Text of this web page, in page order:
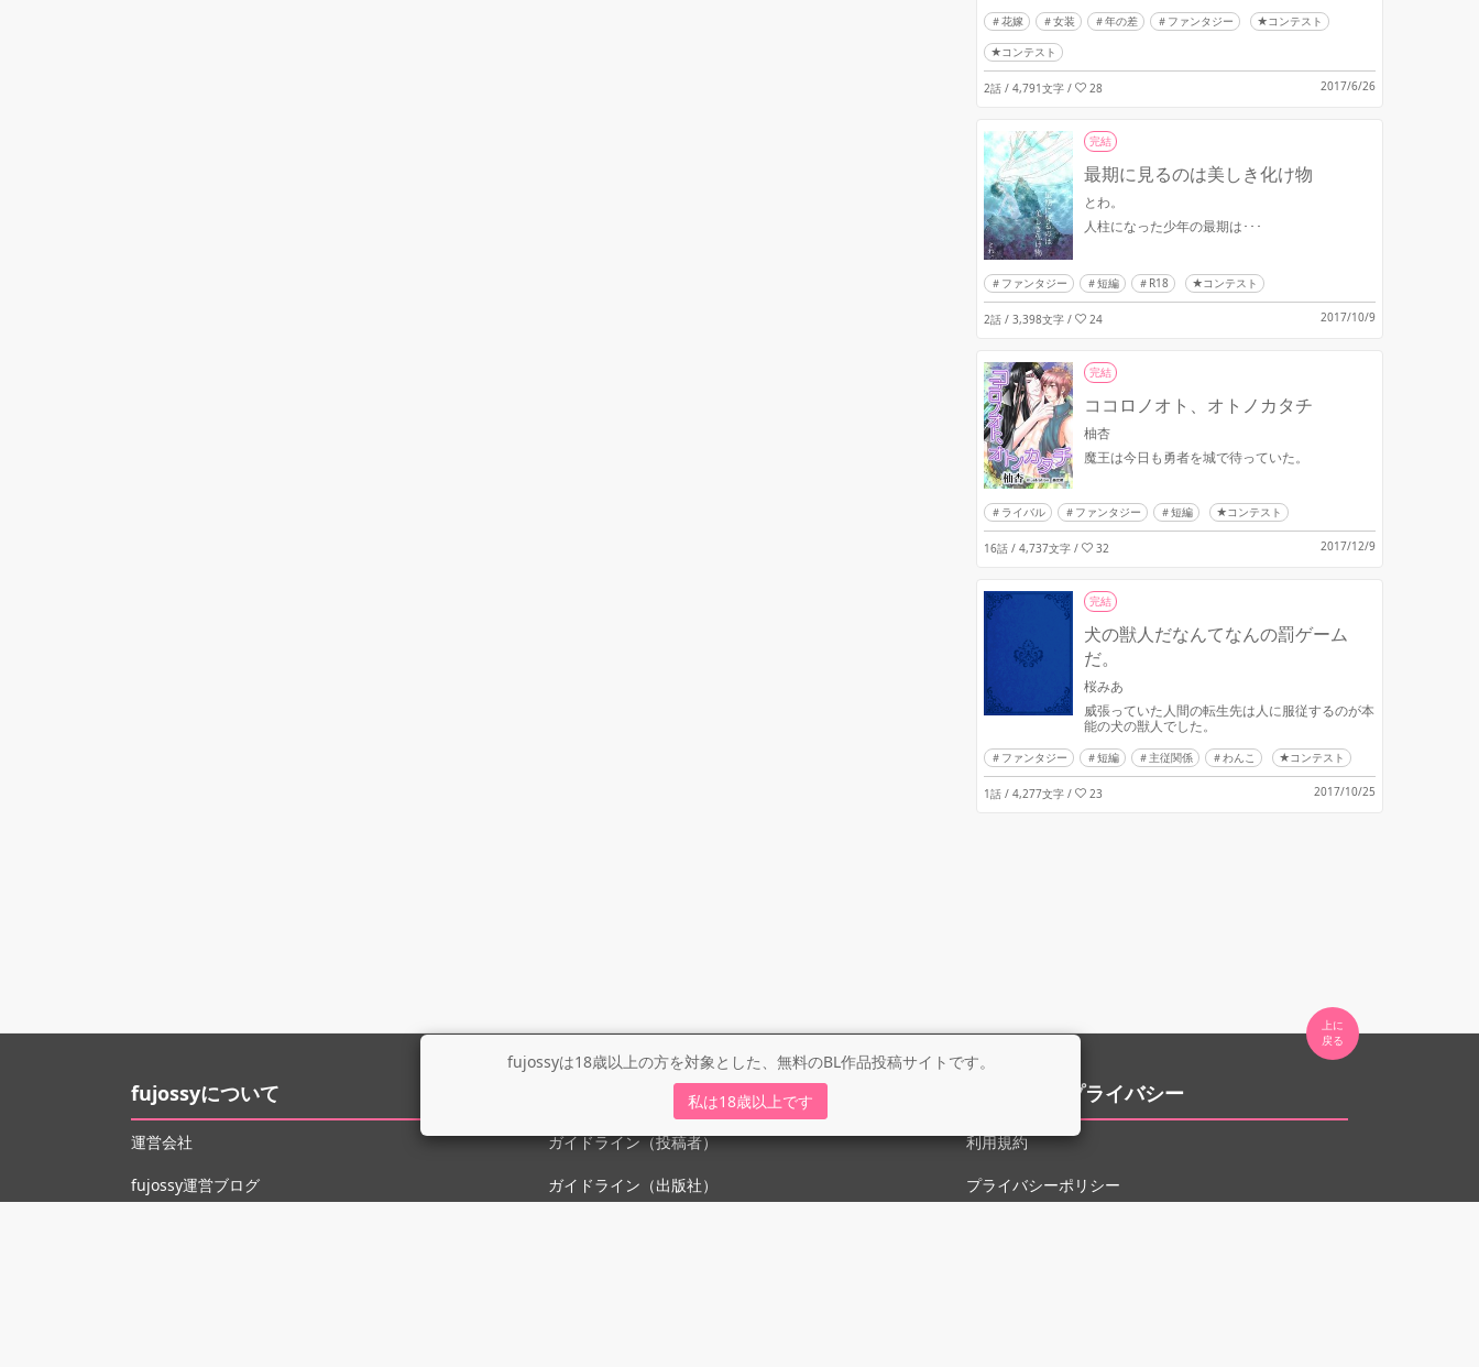
fujossyは18歳以上の方を対象とした、無料のBL作品投稿サイトです。
私は18歳以上です
花嫁 女装 年の差 ファンタジー
★コンテスト
★コンテスト
2話 / 4,791文字 / 28 2017/6/26
完結
最期に見るのは美しき化け物
とわ。
人柱になった少年の最期は･･･
ファンタジー 短編 R18 ★コンテスト
2話 / 3,398文字 / 24 2017/10/9
完結
ココロノオト、オトノカタチ
柚杏
魔王は今日も勇者を城で待っていた。
ライバル ファンタジー 短編 ★コンテスト
16話 / 4,737文字 / 32 2017/12/9
完結
犬の獣人だなんてなんの罰ゲーム
だ。
桜みあ
威張っていた人間の転生先は人に服従するのが本
能の犬の獣人でした。
ファンタジー 短編 主従関係 わんこ ★コンテスト
1話 / 4,277文字 / 23 2017/10/25
上に
fujossyについて
運営会社
fujossy運営ブログ
ガイドライン（投稿者）
ガイドライン（出版社）
利用規約とプライバシー
利用規約
プライバシーポリシー